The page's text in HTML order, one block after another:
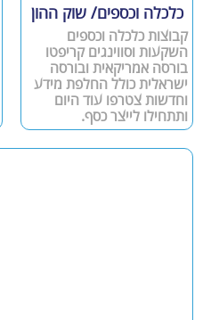
כלכלה וכספים/ שוק ההון
קבוצות כלכלה וכספים
השקעות וסווינגים קריפטו
בורסה אמריקאית ובורסה
ישראלית כולל החלפת מידע
וחדשות צטרפו עוד היום
ותתחילו לייצר כסף.